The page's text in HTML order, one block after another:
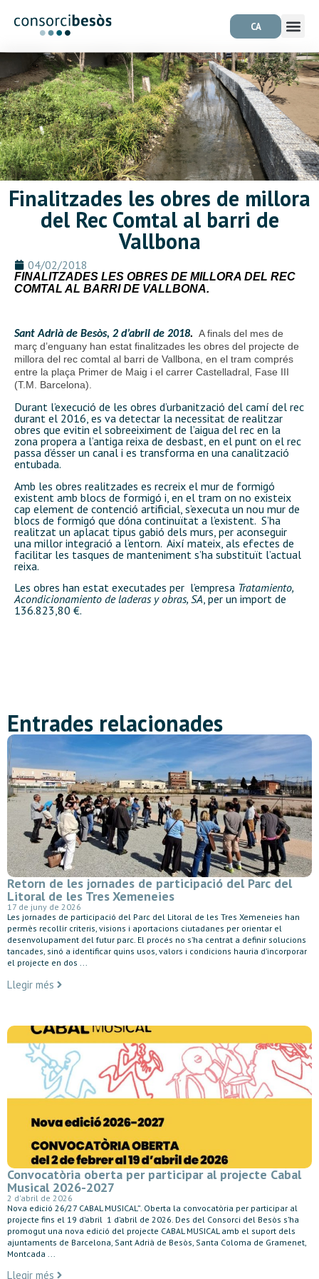
CA
Finalitzades les obres de millora
del Rec Comtal al barri de
Vallbona
04/02/2018
FINALITZADES LES OBRES DE MILLORA DEL REC
COMTAL AL BARRI DE VALLBONA.
Sant Adrià de Besòs, 2 d’abril de 2018. A finals del mes de
març d’enguany han estat finalitzades les obres del projecte de
millora del rec comtal al barri de Vallbona, en el tram comprés
entre la plaça Primer de Maig i el carrer Castelladral, Fase III
(T.M. Barcelona).
Durant l’execució de les obres d’urbanització del camí del rec
durant el 2016, es va detectar la necessitat de realitzar
obres que evitin el sobreeiximent de l’aigua del rec en la
zona propera a l’antiga reixa de desbast, en el punt on el rec
passa d’ésser un canal i es transforma en una canalització
entubada.
Amb les obres realitzades es recreix el mur de formigó
existent amb blocs de formigó i, en el tram on no existeix
cap element de contenció artificial, s’executa un nou mur de
blocs de formigó que dóna continuïtat a l’existent. S’ha
realitzat un aplacat tipus gabió dels murs, per aconseguir
una millor integració a l’entorn. Així mateix, als efectes de
facilitar les tasques de manteniment s’ha substituït l’actual
reixa.
Les obres han estat executades per l’empresa Tratamiento,
Acondicionamiento de laderas y obras, SA , per un import de
136.823,80 €.
Entrades relacionades
Retorn de les jornades de participació del Parc del
Litoral de les Tres Xemeneies
17 de juny de 2026
Les jornades de participació del Parc del Litoral de les Tres Xemeneies han
permès recollir criteris, visions i aportacions ciutadanes per orientar el
desenvolupament del futur parc. El procés no s’ha centrat a definir solucions
tancades, sinó a identificar quins usos, valors i condicions hauria d’incorporar
el projecte en dos ...
Llegir més
Convocatòria oberta per participar al projecte Cabal
Musical 2026-2027
2 d'abril de 2026
Nova edició 26/27 CABAL MUSICAL”. Oberta la convocatòria per participar al
projecte fins el 19 d’abril 1 d’abril de 2026. Des del Consorci del Besòs s’ha
promogut una nova edició del projecte CABAL MUSICAL amb el suport dels
ajuntaments de Barcelona, Sant Adrià de Besòs, Santa Coloma de Gramenet,
Montcada ...
Llegir més